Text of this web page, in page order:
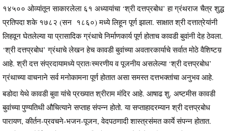
१४५०० ओव्यांतून साकारलेला ६१ अध्यायांचा ‘श्री दत्तप्रबोध’ हा ग्रंथराज चैत्र शुद्ध
प्रतिपदा शके १७८२ (सन १८६०) मध्ये लिहून पूर्ण झाला. साक्षात श्री दत्तात्रेयांनी
लिहवून घेतलेल्या या प्रासादिक ग्रंथाचे निर्माणकार्य पूर्ण होताच कावडी बुवांनी देह ठेवला.
‘श्री दत्तप्रबोध’ ग्रंथाचे लेखन हेच कावडी बुवांच्या अवतारकार्याचे सर्वात मोठे वैशिष्टय़
आहे. श्री दत्त संप्रदायामध्ये प्रातःस्मरणीय व पूजनीय असलेल्या ‘श्री दत्तप्रबोध’
ग्रंथाच्या वाचनाने सर्व मनोकामना पूर्ण होतात असा समस्त दत्तभक्तांचा अनुभव आहे.
बडोदा येथे कावडी बुवा यांचे प्रख्यात श्रीराम मंदिर आहे. आषाढ शु. अष्टमीस कावडी
बुवांच्या पुण्यतिथी औचित्याने सप्ताह संपन्न होतो. या सप्ताहादरम्यान श्री दत्तप्रबोध
पारायण, कीर्तन-प्रवचने-भजन-पूजन, वेदपठणादी शास्त्रसंमत कार्ये संपन्न होतात.